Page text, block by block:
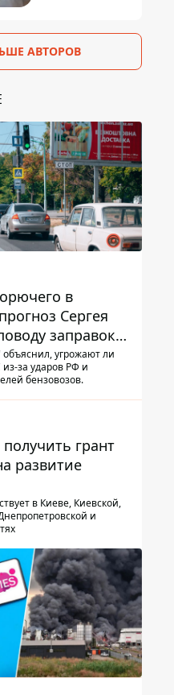
АВТОРОВ
в
Сергея
заправок и
угрожают ли
за ударов РФ и
бензовозов.
грант
развитие
в Киеве, Киевской,
и